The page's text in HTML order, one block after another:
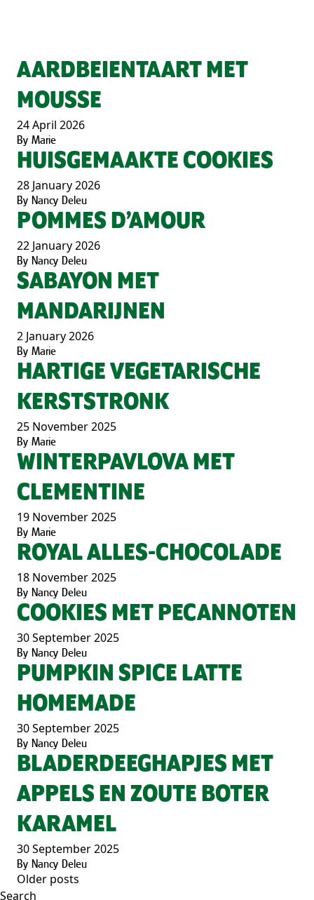
AARDBEIENTAART MET
MOUSSE
24 April 2026
By Marie
HUISGEMAAKTE COOKIES
28 January 2026
By Nancy Deleu
POMMES D’AMOUR
22 January 2026
By Nancy Deleu
SABAYON MET
MANDARIJNEN
2 January 2026
By Marie
HARTIGE VEGETARISCHE
KERSTSTRONK
25 November 2025
By Marie
WINTERPAVLOVA MET
CLEMENTINE
19 November 2025
By Marie
ROYAL ALLES-CHOCOLADE
18 November 2025
By Nancy Deleu
COOKIES MET PECANNOTEN
30 September 2025
By Nancy Deleu
PUMPKIN SPICE LATTE
HOMEMADE
30 September 2025
By Nancy Deleu
BLADERDEEGHAPJES MET
APPELS EN ZOUTE BOTER
KARAMEL
30 September 2025
By Nancy Deleu
POSTS
Older posts
Search